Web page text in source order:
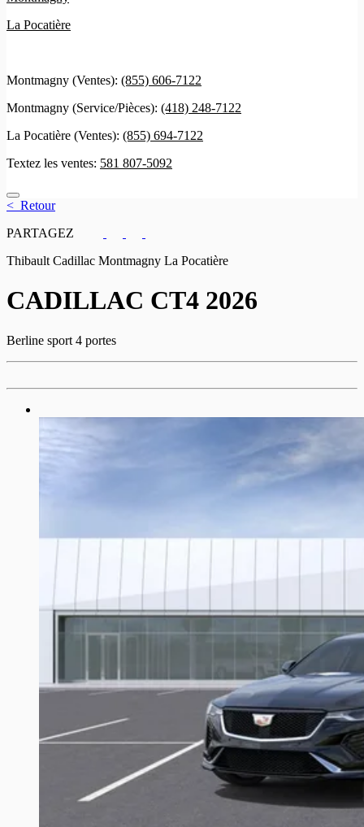
La Pocatière
Montmagny (Ventes): (855) 606-7122
Montmagny (Service/Pièces): (418) 248-7122
La Pocatière (Ventes): (855) 694-7122
Textez les ventes: 581 807-5092
< Retour
PARTAGEZ
Thibault Cadillac Montmagny La Pocatière
CADILLAC CT4 2026
Berline sport 4 portes